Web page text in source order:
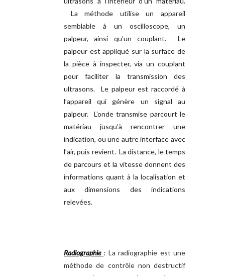
La méthode utilise un appareil
semblable à un oscilloscope, un
palpeur, ainsi qu’un couplant. Le
palpeur est appliqué sur la surface de
la pièce à inspecter, via un couplant
pour faciliter la transmission des
ultrasons. Le palpeur est raccordé à
l’appareil qui génère un signal au
palpeur. L’onde transmise parcourt le
matériau jusqu’à rencontrer une
indication, ou une autre interface avec
l’air, puis revient. La distance, le temps
de parcours et la vitesse donnent des
informations quant à la localisation et
aux dimensions des indications
relevées.
Radiographie : La radiographie est une
méthode de contrôle non destructif